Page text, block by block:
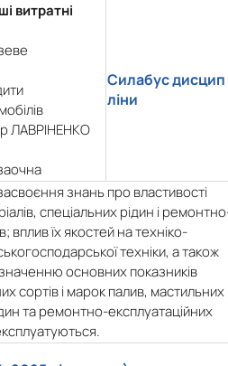
витратні
ЛАВРІНЕНКО
Силабус дисцип
ліни
знань про властивості
спеціальних рідин і
вплив їх якостей на техніко-
техніки, а також
основних показників
сортів і марок палив, мастильних
та ремонтно-експлуатаційних